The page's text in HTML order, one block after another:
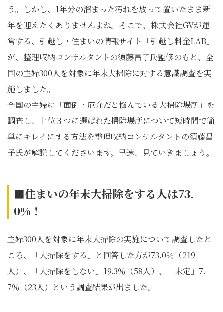
う。しかし、1年分の溜まった汚れを放って置いたまま新
年を迎えたくありませんよね。そこで、株式会社GVが運
営する、引越し・住まいの情報サイト「引越し料金LAB」
が、整理収納コンサルタントの須藤昌子氏監修のもと、全
国の主婦300人を対象に年末大掃除に対する意識調査を実
施しました。
全国の主婦に「面倒・厄介だと悩んでいる大掃除場所」を
調査し、上位３つに選ばれた掃除場所について短時間で簡
単にキレイにする方法を整理収納コンサルタントの須藤昌
子氏が解説してくださいます。早速、見ていきましょう。
■住まいの年末大掃除をする人は73.
0% ！
主婦300人を対象に年末大掃除の実施について調査したと
ころ、「大掃除をする」と回答した方が73.0％（219
人）、「大掃除をしない」19.3％（58人）、「未定」7.
7％（23人）という調査結果が出ました。